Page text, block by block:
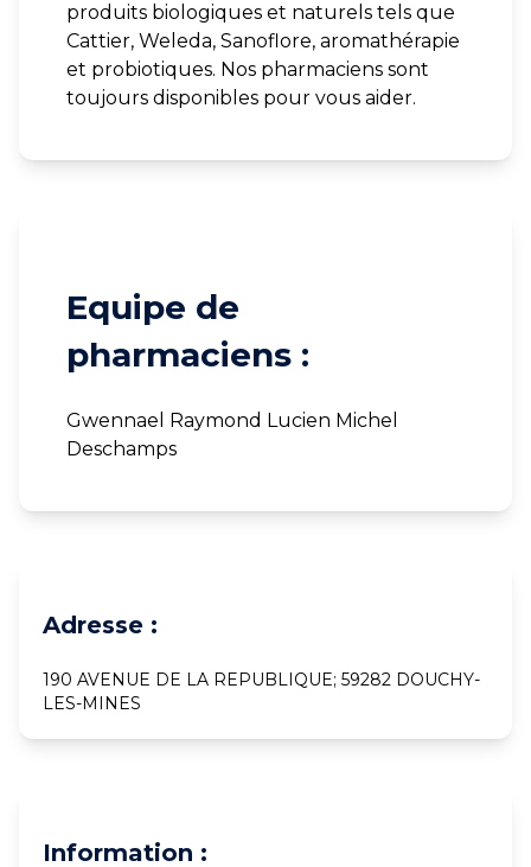
produits biologiques et naturels tels que
Cattier, Weleda, Sanoflore, aromathérapie
et probiotiques. Nos pharmaciens sont
toujours disponibles pour vous aider.
Equipe de
pharmaciens :
Gwennael Raymond Lucien Michel
Deschamps
Adresse :
190 AVENUE DE LA REPUBLIQUE; 59282 DOUCHY-
LES-MINES
Information :